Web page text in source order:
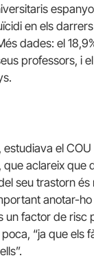
en els
dades: el
professors, i
el
que aclareix que
seu trastorn
anotar-
un factor de risc
“ja que els